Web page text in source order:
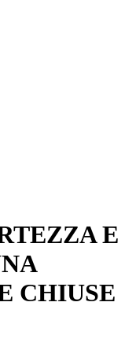
E
CHIUSE